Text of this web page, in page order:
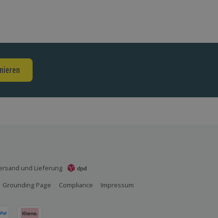
und Lieferung
Grounding Page Compliance Impressum